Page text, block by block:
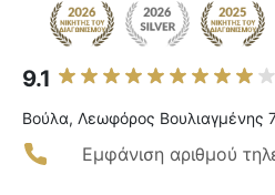
9.1
Βούλα, Λεωφόρος Βουλιαγμένης
Εμφάνιση αριθμού